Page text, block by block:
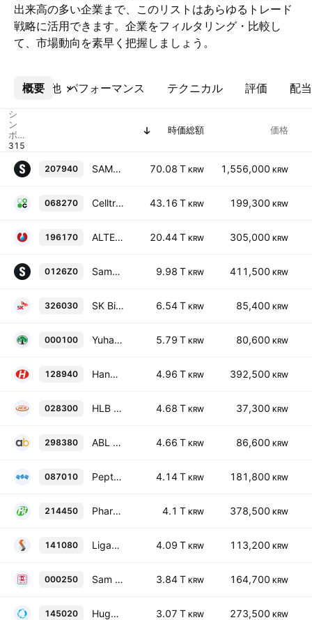
出来高の多い企業まで、このリストはあらゆるトレード
戦略に活用できます。企業をフィルタリング・比較し
て、市場動向を素早く把握しましょう。
概要 パフォーマンス テクニカル 評価 配当
その他
シ
ン
ボ
ル
時価総額 価格
207940 SAMSUNG BIOLOGICS Co., Ltd. 70.08 T KRW 1,556,000 KRW
068270 Celltrion, Inc. 43.16 T KRW 199,300 KRW
196170 ALTEOGEN Inc. 20.44 T KRW 305,000 KRW
0126Z0 Samsung Epis Holdings Co., Ltd. 9.98 T KRW 411,500 KRW
326030 SK Biopharmaceuticals Co., Ltd. 6.54 T KRW 85,400 KRW
000100 Yuhan Corporation 5.79 T KRW 80,600 KRW
128940 Hanmi Pharmaceutical Co., Ltd. 4.96 T KRW 392,500 KRW
028300 HLB Co., Ltd. 4.68 T KRW 37,300 KRW
298380 ABL Bio, Inc. 4.66 T KRW 86,600 KRW
087010 Peptron, Inc. 4.14 T KRW 181,800 KRW
214450 PharmaResearch Co., Ltd. 4.1 T KRW 378,500 KRW
141080 LigaChem Biosciences Inc. 4.09 T KRW 113,200 KRW
000250 Sam Chun Dang Pharm. Co., Ltd. 3.84 T KRW 164,700 KRW
145020 Hugel, Inc. 3.07 T KRW 273,500 KRW